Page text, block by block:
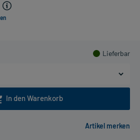
Lieferbar
In den Warenkorb